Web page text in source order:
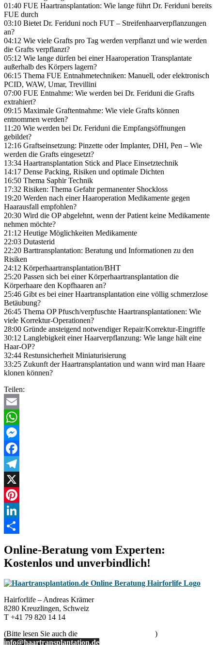
01:40 FUE Haartransplantation: Wie lange führt Dr. Feriduni bereits
FUE durch
03:10 Bietet Dr. Feriduni noch FUT – Streifenhaarverpflanzungen
an?
04:12 Wie viele Grafts pro Tag werden verpflanzt und wie werden
die Grafts verpflanzt?
05:12 Wie lange dürfen bei einer Haaroperation Transplantate
außerhalb des Körpers lagern?
06:15 Thema FUE Entnahmetechniken: Manuell, oder elektronisch
PCID, WAW, Umar, Trevillini
07:00 FUE Entnahme: Wie werden bei Dr. Feriduni die Grafts
extrahiert?
09:15 Maximale Graftentnahme: Wie viele Grafts können
entnommen werden?
11:20 Wie werden bei Dr. Feriduni die Empfangsöffnungen
gebildet?
12:16 Graftseinsetzung: Pinzette oder Implanter, DHI, Pen – Wie
werden die Grafts eingesetzt?
13:34 Haartransplantation Stick and Place Einsetztechnik
14:17 Dense Packing, Risiken und optimale Dichten
16:50 Thema Saphir Technik
17:32 Risiken: Thema Gefahr permanenter Shockloss
19:20 Werden nach einer Haaroperation Medikamente gegen
Haarausfall empfohlen?
20:30 Wird die OP abgelehnt, wenn der Patient keine Medikamente
nehmen möchte?
21:12 Heutige Möglichkeiten Medikamente
22:03 Dutasterid
22:20 Barttransplantation: Beratung und Informationen zu den
Risiken
24:12 Körperhaartransplantation/BHT
25:20 Passen sich bei einer Körperhaartransplantation die
Körperhaare den Kopfhaaren an?
25:46 Gibt es bei einer Haartransplantation eine völlig schmerzlose
Betäubung?
26:45 Thema OP Pfusch/verpfuschte Haartransplantationen: Wie
viele Korrektur-Operationen?
28:00 Gründe ansteigend notwendiger Repair/Korrektur-Eingriffe
30:12 Langlebigkeit einer Haarverpflanzung: Wie lange hält eine
Haar-OP?
32:44 Restunsicherheit Miniaturisierung
33:25 Zukunft der Haartransplantation und wann wird man Haare
klonen können?
Teilen:
Email
WhatsApp
Messenger
Facebook
Telegram
X
Pinterest
LinkedIn
Online-Beratung vom Experten:
Kostenlos und unverbindlich!
Hairforlife – Andreas Krämer
8280 Kreuzlingen, Schweiz
T +41 79 820 14 14
(Bitte lesen Sie auch die
)
info@haartransplantation.de